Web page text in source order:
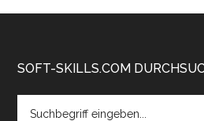
Footer
SOFT-SKILLS.COM